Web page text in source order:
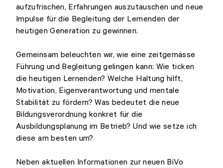
aufzufrischen, Erfahrungen auszutauschen und neue
Impulse für die Begleitung der Lernenden der
heutigen Generation zu gewinnen.
Gemeinsam beleuchten wir, wie eine zeitgemässe
Führung und Begleitung gelingen kann: Wie ticken
die heutigen Lernenden? Welche Haltung hilft,
Motivation, Eigenverantwortung und mentale
Stabilität zu fördern? Was bedeutet die neue
Bildungsverordnung konkret für die
Ausbildungsplanung im Betrieb? Und wie setze ich
diese am besten um?
Neben aktuellen Informationen zur neuen BiVo